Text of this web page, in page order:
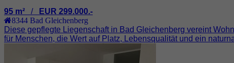
95 m² / EUR 299.000.-
8344 Bad Gleichenberg
Diese gepflegte Liegenschaft in Bad Gleichenberg vereint
für Menschen, die Wert auf Platz, Lebensqualität und ein